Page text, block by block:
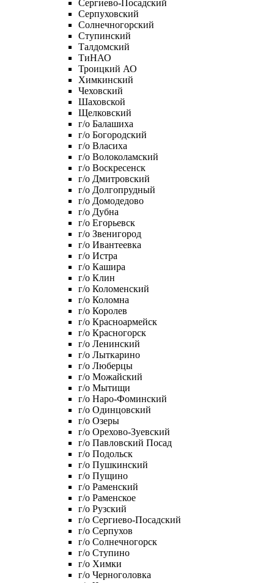
Сергиево-Посадский
Серпуховский
Солнечногорский
Ступинский
Талдомский
ТиНАО
Троицкий АО
Химкинский
Чеховский
Шаховской
Щелковский
г/о Балашиха
г/о Богородский
г/о Власиха
г/о Волоколамский
г/о Воскресенск
г/о Дмитровский
г/о Долгопрудный
г/о Домодедово
г/о Дубна
г/о Егорьевск
г/о Звенигород
г/о Ивантеевка
г/о Истра
г/о Кашира
г/о Клин
г/о Коломенский
г/о Коломна
г/о Королев
г/о Красноармейск
г/о Красногорск
г/о Ленинский
г/о Лыткарино
г/о Люберцы
г/о Можайский
г/о Мытищи
г/о Наро-Фоминский
г/о Одинцовский
г/о Озеры
г/о Орехово-Зуевский
г/о Павловский Посад
г/о Подольск
г/о Пушкинский
г/о Пущино
г/о Раменский
г/о Раменское
г/о Рузский
г/о Сергиево-Посадский
г/о Серпухов
г/о Солнечногорск
г/о Ступино
г/о Химки
г/о Черноголовка